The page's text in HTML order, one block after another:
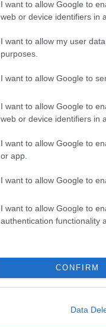
I want to allow Google to
web or device identifiers in
I want to allow my user
purposes.
I want to allow Google to
I want to allow Google to
web or device identifiers in
I want to allow Google to
or app.
I want to allow Google to
I want to allow Google to
authentication functionality
CONFIRM
Data